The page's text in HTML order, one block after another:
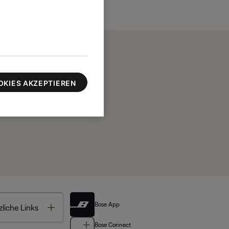
Links Toggle Bose App
Bose Connect
AKZEPTIEREN